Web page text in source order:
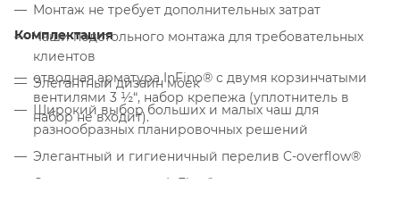
Монтаж не требует дополнительных затрат
Чаши подстольного монтажа для требовательных
клиентов
Элегантный дизайн моек
Широкий выбор больших и малых чаш для
разнообразных планировочных решений
Элегантный и гигиеничный перелив C-overflow®
Отводная арматура InFino® изящно интегрована и
Комплектация
отводная арматура InFino® с двумя корзинчатыми
вентилями 3 ½“, набор крепежа (уплотнитель в
набор не входит).